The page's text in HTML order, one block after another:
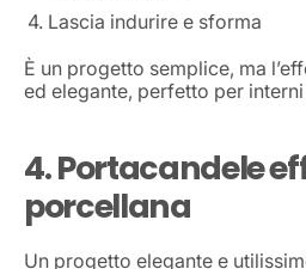
Lascia indurire e sforma
È un progetto semplice, ma
ed elegante, perfetto per
4. Portacandele
porcellana
Un progetto elegante e